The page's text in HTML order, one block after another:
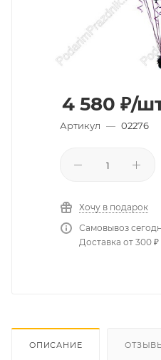
4 580 ₽/
Артикул — 02276
Хочу в подарок
Самовывоз
Доставка от 300 ₽
ОПИСАНИЕ